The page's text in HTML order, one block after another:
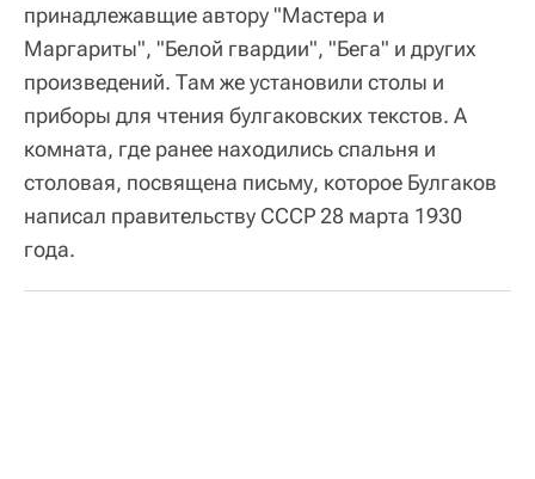
принадлежавщие автору "Мастера и
Маргариты", "Белой гвардии", "Бега" и других
произведений. Там же установили столы и
приборы для чтения булгаковских текстов. А
комната, где ранее находились спальня и
столовая, посвящена письму, которое Булгаков
написал правительству СССР 28 марта 1930
года.